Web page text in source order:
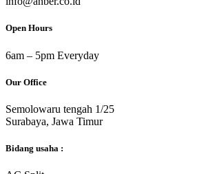
Open Hours
6am – 5pm Everyday
Our Office
Semolowaru tengah 1/25
Surabaya, Jawa Timur
Bidang usaha :